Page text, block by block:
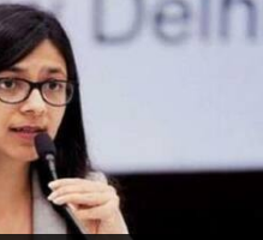
లైంగికంగా
చీఫ్
pm